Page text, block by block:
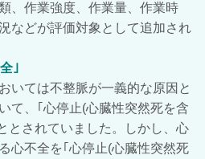
、作業強度、作業量、作業時
などが評価対象として追加され
｣
いては不整脈が一義的な原因と
て、｢心停止(心臓性突然死を含
とされていました。しかし、心
心不全を｢心停止(心臓性突然死